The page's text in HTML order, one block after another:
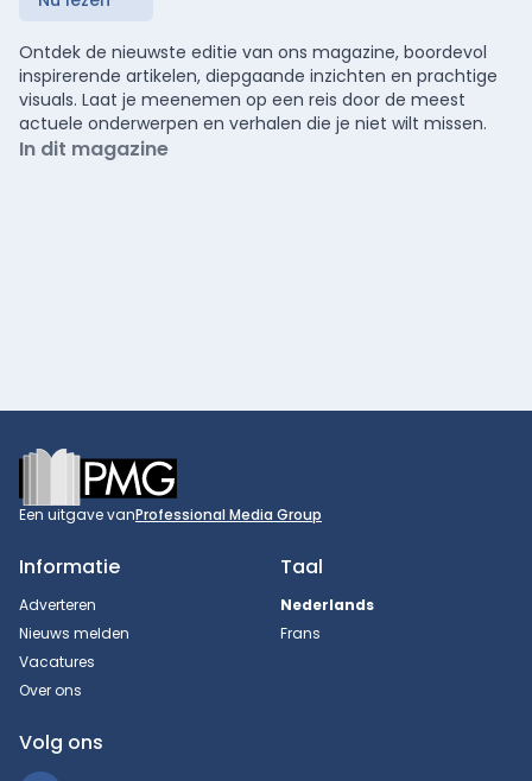
Ontdek de nieuwste editie van ons magazine, boordevol
inspirerende artikelen, diepgaande inzichten en prachtige
visuals. Laat je meenemen op een reis door de meest
actuele onderwerpen en verhalen die je niet wilt missen.
In dit magazine
Footer
Een uitgave vanProfessional Media Group
Informatie
Adverteren
Nieuws melden
Vacatures
Over ons
Taal
Nederlands
Frans
Volg ons